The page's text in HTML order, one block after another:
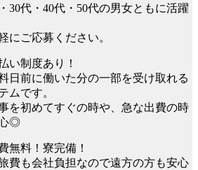
30代・40代・50代の男女ともに活躍
にご応募ください。
い制度あり！
日前に働いた分の一部を受け取れる
ムです。
を初めてすぐの時や、急な出費の時
◎
無料！寮完備！
費も会社負担なので遠方の方も安心